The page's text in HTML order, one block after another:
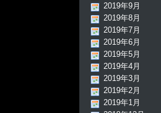
2019年9月
2019年8月
2019年7月
2019年6月
2019年5月
2019年4月
2019年3月
2019年2月
2019年1月